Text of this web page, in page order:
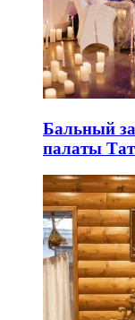
Бальный
палаты